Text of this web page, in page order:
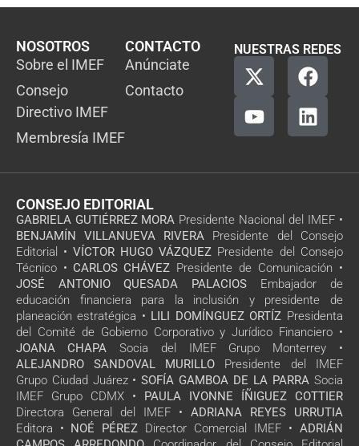
NOSOTROS
Sobre el IMEF
Consejo
Directivo IMEF
Membresía IMEF
CONTACTO
Anúnciate
Contacto
NUESTRAS REDES
CONSEJO EDITORIAL
GABRIELA GUTIÉRREZ MORA Presidente Nacional del IMEF •
BENJAMÍN VILLANUEVA RIVERA Presidente del Consejo
Editorial • VÍCTOR HUGO VÁZQUEZ Presidente del Consejo
Técnico • CARLOS CHÁVEZ Presidente de Comunicación •
JOSÉ ANTONIO QUESADA PALACIOS Embajador de
educación financiera para la inclusión y presidente de
planeación estratégica • LILI DOMÍNGUEZ ORTÍZ Presidenta
del Comité de Gobierno Corporativo y Jurídico Financiero •
JOANA CHAPA Socia del IMEF Grupo Monterrey •
ALEJANDRO SANDOVAL MURILLO Presidente del IMEF
Grupo Ciudad Juárez • SOFÍA GAMBOA DE LA PARRA Socia
IMEF Grupo CDMX • PAULA IVONNE ÍÑIGUEZ COTTIER
Directora General del IMEF • ADRIANA REYES URRUTIA
Editora • NOÉ PÉREZ Director Comercial IMEF • ADRIÁN